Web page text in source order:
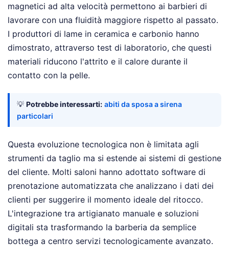
magnetici ad alta velocità permettono ai barbieri di
lavorare con una fluidità maggiore rispetto al passato.
I produttori di lame in ceramica e carbonio hanno
dimostrato, attraverso test di laboratorio, che questi
materiali riducono l'attrito e il calore durante il
contatto con la pelle.
💡 Potrebbe interessarti: abiti da sposa a sirena
particolari
Questa evoluzione tecnologica non è limitata agli
strumenti da taglio ma si estende ai sistemi di gestione
del cliente. Molti saloni hanno adottato software di
prenotazione automatizzata che analizzano i dati dei
clienti per suggerire il momento ideale del ritocco.
L'integrazione tra artigianato manuale e soluzioni
digitali sta trasformando la barberia da semplice
bottega a centro servizi tecnologicamente avanzato.